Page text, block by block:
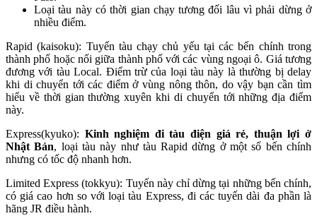
Loại tàu này có thời gian chạy tương đối lâu vì phải dừng ở
nhiều điểm.
Rapid (kaisoku): Tuyến tàu chạy chủ yếu tại các bến chính trong
thành phố hoặc nối giữa thành phố với các vùng ngoại ô. Giá tương
đương với tàu Local. Điểm trừ của loại tàu này là thường bị delay
khi di chuyển tới các điểm ở vùng nông thôn, do vậy bạn cần tìm
hiểu về thời gian thường xuyên khi di chuyển tới những địa điểm
này.
Express(kyuko): Kinh nghiệm đi tàu điện giá rẻ, thuận lợi ở
Nhật Bản, loại tàu này như tàu Rapid dừng ở một số bến chính
nhưng có tốc độ nhanh hơn.
Limited Express (tokkyu): Tuyến này chỉ dừng tại những bến chính,
có giá cao hơn so với loại tàu Express, đi các tuyến dài đa phần là
hãng JR điều hành.